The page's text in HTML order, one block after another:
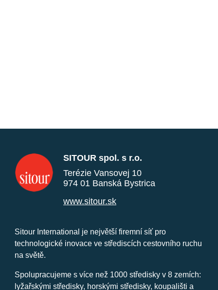
SITOUR spol. s r.o.
Terézie Vansovej 10
974 01 Banská Bystrica
www.sitour.sk
Sitour International je největší firemní síť pro
technologické inovace ve střediscích cestovního ruchu
na světě.
Spolupracujeme s více než 1000 středisky v 8 zemích:
lyžařskými středisky, horskými středisky, koupališti a